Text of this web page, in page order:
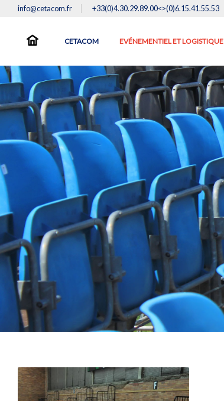
info@cetacom.fr +33(0)4.30.29.89.00<>(0)6.15.41.55.53
CETACOM EVÉNEMENTIEL ET LOGISTIQUE